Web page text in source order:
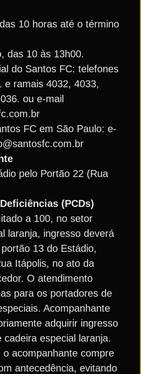
10 horas até o término
das 10 às 13h00.
do Santos FC: telefones
e ramais 4032, 4033,
ou e-mail
FC em São Paulo: e-
pelo Portão 22 (Rua
(PCDs)
a 100, no setor
laranja, ingresso deverá
13 do Estádio,
Itápolis, no ato da
O atendimento
para os portadores de
Acompanhante
adquirir ingresso
cadeira especial laranja.
o acompanhante compre
antecedência, evitando